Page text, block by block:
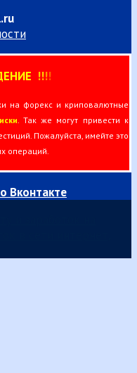
!!!!
на форекс и криповалютные
. Так же могут привести к
Пожалуйста, имейте это
операций.